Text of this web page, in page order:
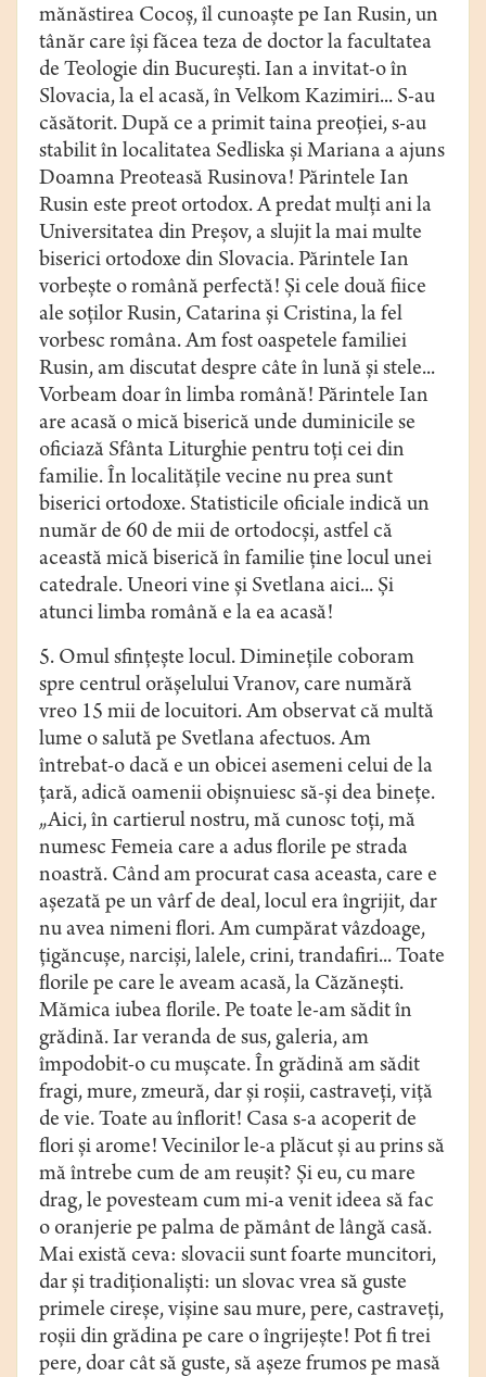
mănăstirea Cocoş, îl cunoaşte pe Ian Rusin, un
tânăr care îşi făcea teza de doctor la facultatea
de Teologie din Bucureşti. Ian a invitat-o în
Slovacia, la el acasă, în Velkom Kazimiri... S-au
căsătorit. După ce a primit taina preoţiei, s-au
stabilit în localitatea Sedliska şi Mariana a ajuns
Doamna Preoteasă Rusinova! Părintele Ian
Rusin este preot ortodox. A predat mulţi ani la
Universitatea din Preşov, a slujit la mai multe
biserici ortodoxe din Slovacia. Părintele Ian
vorbeşte o română perfectă! Şi cele două fiice
ale soţilor Rusin, Catarina şi Cristina, la fel
vorbesc româna. Am fost oaspetele familiei
Rusin, am discutat despre câte în lună şi stele...
Vorbeam doar în limba română! Părintele Ian
are acasă o mică biserică unde duminicile se
oficiază Sfânta Liturghie pentru toţi cei din
familie. În localităţile vecine nu prea sunt
biserici ortodoxe. Statisticile oficiale indică un
număr de 60 de mii de ortodocşi, astfel că
această mică biserică în familie ţine locul unei
catedrale. Uneori vine şi Svetlana aici... Şi
atunci limba română e la ea acasă!
5. Omul sfinţeşte locul. Dimineţile coboram
spre centrul orăşelului Vranov, care numără
vreo 15 mii de locuitori. Am observat că multă
lume o salută pe Svetlana afectuos. Am
întrebat-o dacă e un obicei asemeni celui de la
ţară, adică oamenii obişnuiesc să-şi dea bineţe.
„Aici, în cartierul nostru, mă cunosc toţi, mă
numesc Femeia care a adus florile pe strada
noastră. Când am procurat casa aceasta, care e
aşezată pe un vârf de deal, locul era îngrijit, dar
nu avea nimeni flori. Am cumpărat vâzdoage,
ţigăncuşe, narcişi, lalele, crini, trandafiri... Toate
florile pe care le aveam acasă, la Căzăneşti.
Mămica iubea florile. Pe toate le-am sădit în
grădină. Iar veranda de sus, galeria, am
împodobit-o cu muşcate. În grădină am sădit
fragi, mure, zmeură, dar şi roşii, castraveţi, viţă
de vie. Toate au înflorit! Casa s-a acoperit de
flori şi arome! Vecinilor le-a plăcut şi au prins să
mă întrebe cum de am reuşit? Şi eu, cu mare
drag, le povesteam cum mi-a venit ideea să fac
o oranjerie pe palma de pământ de lângă casă.
Mai există ceva: slovacii sunt foarte muncitori,
dar şi tradiţionalişti: un slovac vrea să guste
primele cireşe, vişine sau mure, pere, castraveţi,
roşii din grădina pe care o îngrijeşte! Pot fi trei
pere, doar cât să guste, să aşeze frumos pe masă